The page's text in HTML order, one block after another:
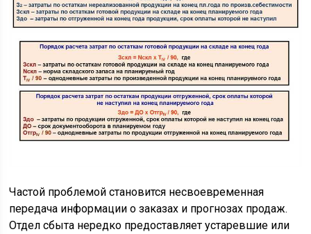
Частой проблемой становится несвоевременная
передача информации о заказах и прогнозах продаж.
Отдел сбыта нередко предоставляет устаревшие или